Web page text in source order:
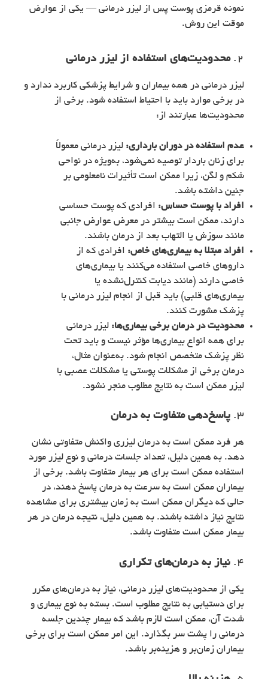
نمونه قرمزی پوست پس از لیزر درمانی — یکی از عوارض
موقت این روش.
2. محدودیت‌های استفاده از لیزر درمانی
لیزر درمانی در همه بیماران و شرایط پزشکی کاربرد ندارد و
در برخی موارد باید با احتیاط استفاده شود. برخی از
محدودیت‌ها عبارتند از:
عدم استفاده در دوران بارداری: لیزر درمانی معمولاً
برای زنان باردار توصیه نمی‌شود، به‌ویژه در نواحی
شکم و لگن، زیرا ممکن است تأثیرات نامعلومی بر
جنین داشته باشد.
افراد با پوست حساس: افرادی که پوست حساسی
دارند، ممکن است بیشتر در معرض عوارض جانبی
مانند سوزش یا التهاب بعد از درمان باشند.
افراد مبتلا به بیماری‌های خاص: افرادی که از
داروهای خاصی استفاده می‌کنند یا بیماری‌های
خاصی دارند (مانند دیابت کنترل‌نشده یا
بیماری‌های قلبی) باید قبل از انجام لیزر درمانی با
پزشک مشورت کنند.
محدودیت در درمان برخی بیماری‌ها: لیزر درمانی
برای همه انواع بیماری‌ها مؤثر نیست و باید تحت
نظر پزشک متخصص انجام شود. به‌عنوان مثال،
درمان برخی از مشکلات پوستی یا مشکلات عصبی با
لیزر ممکن است به نتایج مطلوب منجر نشود.
3. پاسخ‌دهی متفاوت به درمان
هر فرد ممکن است به درمان لیزری واکنش متفاوتی نشان
دهد. به همین دلیل، تعداد جلسات درمانی و نوع لیزر مورد
استفاده ممکن است برای هر بیمار متفاوت باشد. برخی از
بیماران ممکن است به سرعت به درمان پاسخ دهند، در
حالی که دیگران ممکن است به زمان بیشتری برای مشاهده
نتایج نیاز داشته باشند. به همین دلیل، نتیجه درمان در هر
بیمار ممکن است متفاوت باشد.
4. نیاز به درمان‌های تکراری
یکی از محدودیت‌های لیزر درمانی، نیاز به درمان‌های مکرر
برای دستیابی به نتایج مطلوب است. بسته به نوع بیماری و
شدت آن، ممکن است لازم باشد که بیمار چندین جلسه
درمانی را پشت سر بگذارد. این امر ممکن است برای برخی
بیماران زمان‌بر و هزینه‌بر باشد.